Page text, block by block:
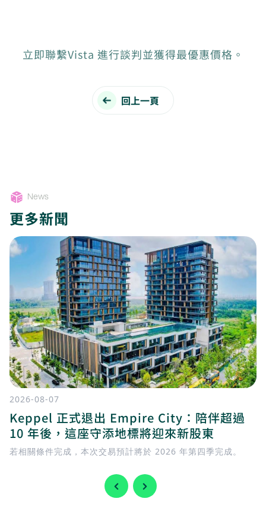
立即聯繫Vista 進行談判並獲得最優惠價格。
回上一頁
News
更多新聞
2026-08-07
Keppel 正式退出 Empire City：陪伴超過
10 年後，這座守添地標將迎來新股東
若相關條件完成，本次交易預計將於 2026 年第四季完成。